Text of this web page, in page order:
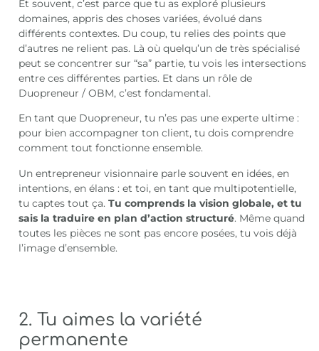
Et souvent, c’est parce que tu as exploré plusieurs
domaines, appris des choses variées, évolué dans
différents contextes. Du coup, tu relies des points que
d’autres ne relient pas. Là où quelqu’un de très spécialisé
peut se concentrer sur “sa” partie, tu vois les intersections
entre ces différentes parties. Et dans un rôle de
Duopreneur / OBM, c’est fondamental.
En tant que Duopreneur, tu n’es pas une experte ultime :
pour bien accompagner ton client, tu dois comprendre
comment tout fonctionne ensemble.
Un entrepreneur visionnaire parle souvent en idées, en
intentions, en élans : et toi, en tant que multipotentielle,
tu captes tout ça.Tu comprends la vision globale, et tu
sais la traduire en plan d’action structuré. Même quand
toutes les pièces ne sont pas encore posées, tu vois déjà
l’image d’ensemble.
2. Tu aimes la variété
permanente